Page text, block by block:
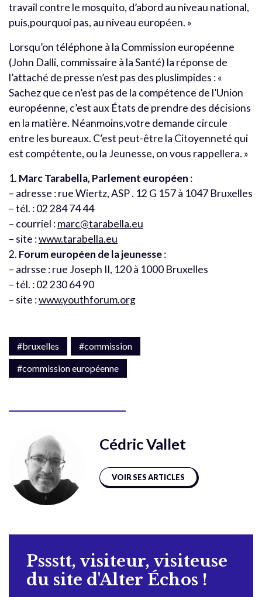
travail contre le mosquito, d’abord au niveau national,
puis,pourquoi pas, au niveau européen. »
Lorsqu’on téléphone à la Commission européenne
(John Dalli, commissaire à la Santé) la réponse de
l’attaché de presse n’est pas des pluslimpides : «
Sachez que ce n’est pas de la compétence de l’Union
européenne, c’est aux États de prendre des décisions
en la matière. Néanmoins,votre demande circule
entre les bureaux. C’est peut-être la Citoyenneté qui
est compétente, ou la Jeunesse, on vous rappellera. »
1. Marc Tarabella, Parlement européen :
– adresse : rue Wiertz, ASP . 12 G 157 à 1047 Bruxelles
– tél. : 02 284 74 44
– courriel :marc@tarabella.eu
– site :www.tarabella.eu
2. Forum européen de la jeunesse:
– adrsse : rue Joseph II, 120 à 1000 Bruxelles
– tél. : 02 230 64 90
– site :www.youthforum.org
#bruxelles
#commission
#commission européenne
Cédric Vallet
VOIR SES ARTICLES
Pssstt, visiteur, visiteuse
du site d'Alter Échos !